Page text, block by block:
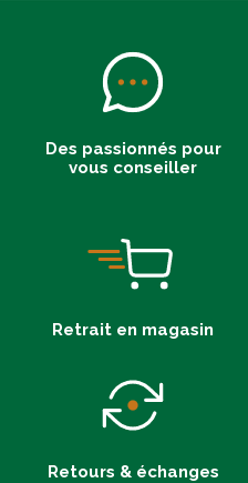
Des passionnés pour
vous conseiller
Retrait en magasin
Retours & échanges